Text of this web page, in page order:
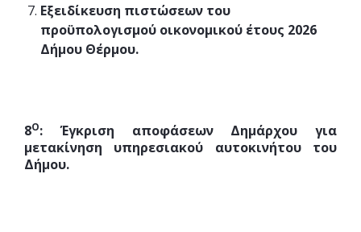
Εξειδίκευση πιστώσεων του
προϋπολογισμού οικονομικού έτους 2026
Δήμου Θέρμου.
8Ο: Έγκριση αποφάσεων Δημάρχου για
μετακίνηση υπηρεσιακού αυτοκινήτου του
Δήμου.